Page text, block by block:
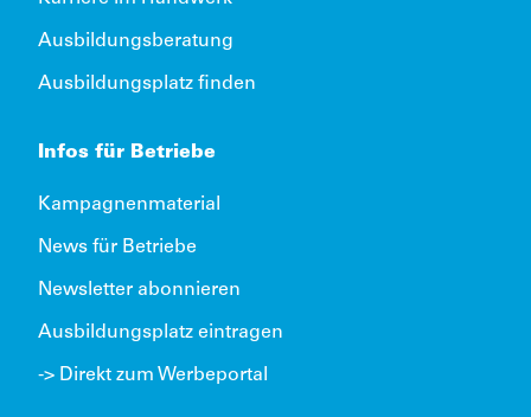
Ausbildungsberatung
Ausbildungsplatz finden
Infos für Betriebe
Kampagnenmaterial
News für Betriebe
Newsletter abonnieren
Ausbildungsplatz eintragen
-> Direkt zum Werbeportal